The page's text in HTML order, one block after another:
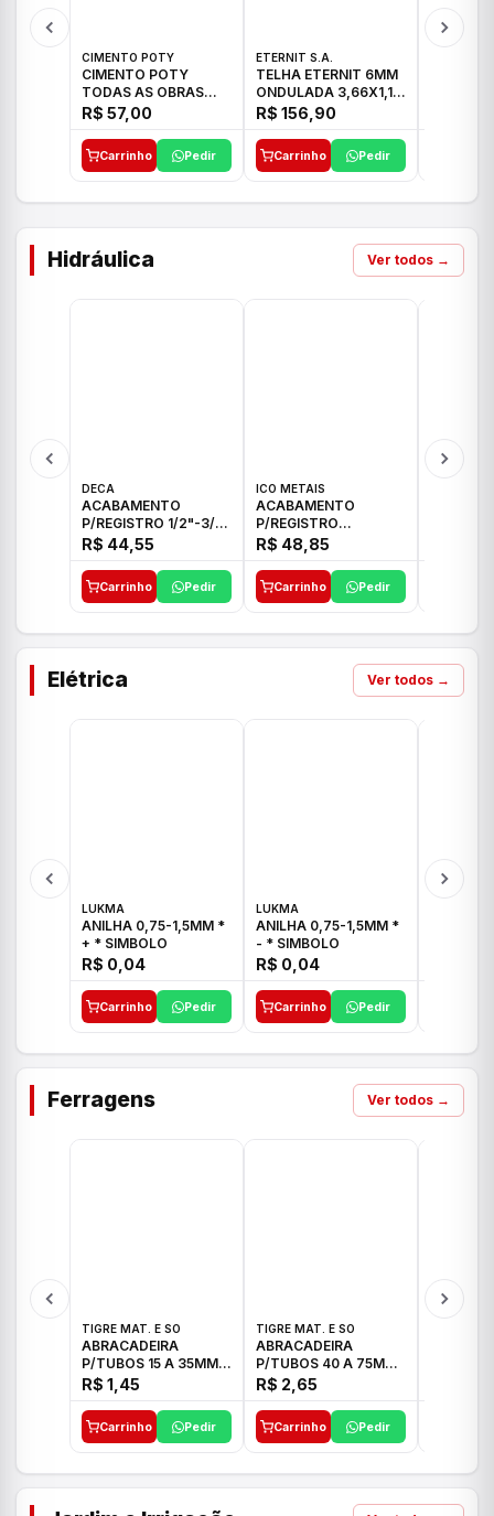
CIMENTO POTY
CIMENTO POTY
TODAS AS OBRAS
50KG CP-II F/32
R$ 57,00
Carrinho Pedir
ETERNIT S.A.
TELHA ETERNIT 6MM
ONDULADA 3,66X1,10
48,80KG
R$ 156,90
Carrinho Pedir
Hidráulica Ver todos →
DECA
ACABAMENTO
P/REGISTRO 1/2"-3/4"
E 1"C21.PQ DECA
R$ 44,55
Carrinho Pedir
ICO METAIS
ACABAMENTO
P/REGISTRO
1/2"-3/4"-1" ACB M
CS 33 ICO
R$ 48,85
Carrinho Pedir
Elétrica Ver todos →
LUKMA
ANILHA 0,75-1,5MM *
+ * SIMBOLO
R$ 0,04
Carrinho Pedir
LUKMA
ANILHA 0,75-1,5MM *
- * SIMBOLO
R$ 0,04
Carrinho Pedir
Ferragens Ver todos →
TIGRE MAT. E SO
ABRACADEIRA
P/TUBOS 15 A 35MM
TIGRE
R$ 1,45
Carrinho Pedir
TIGRE MAT. E SO
ABRACADEIRA
P/TUBOS 40 A 75MM
TIGRE
R$ 2,65
Carrinho Pedir